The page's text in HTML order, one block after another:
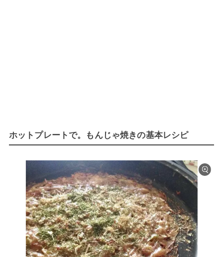
ホットプレートで。もんじゃ焼きの基本レシピ